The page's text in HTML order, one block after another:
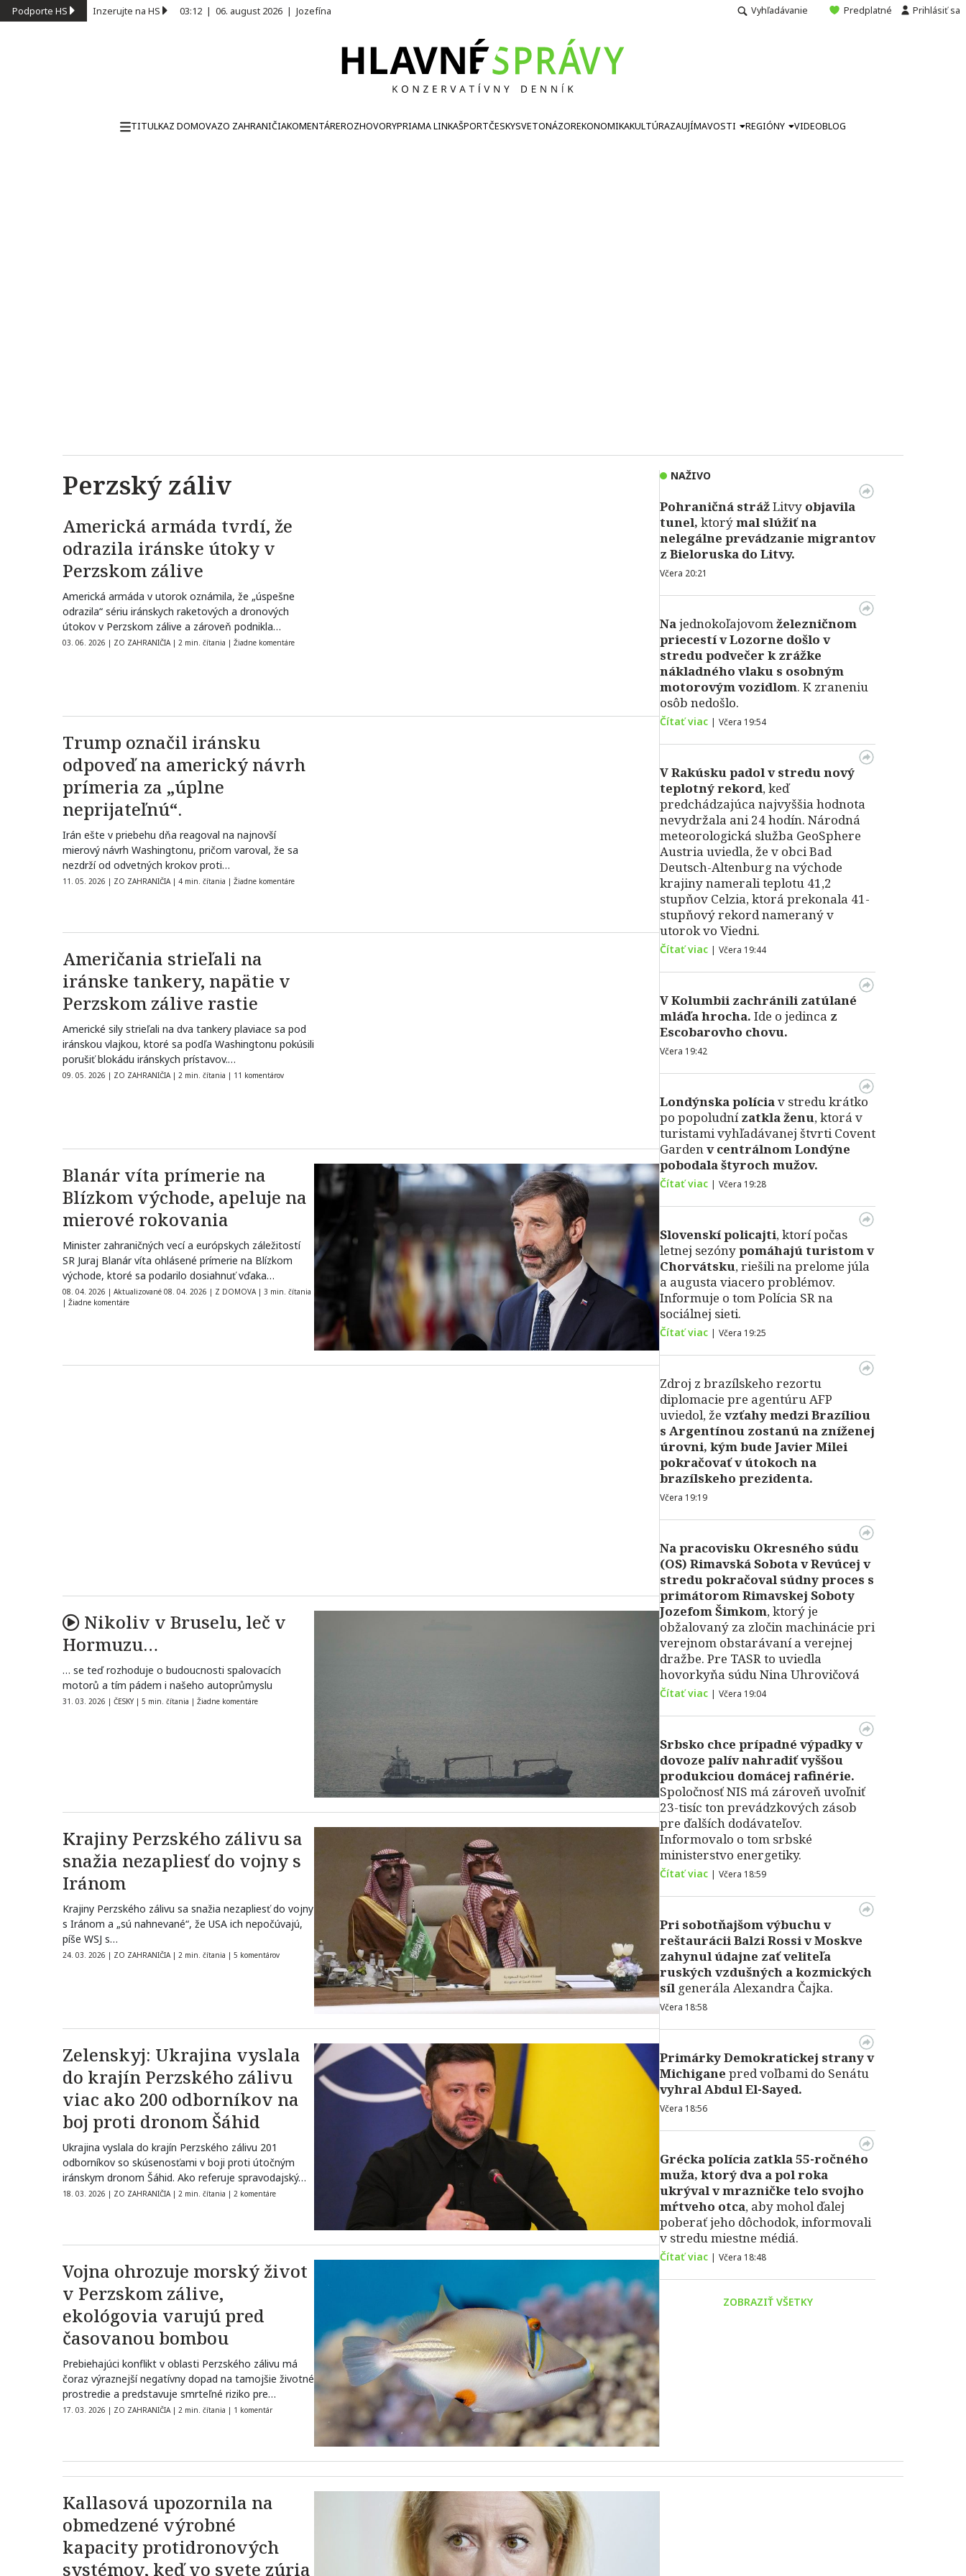
Podporte HS Inzerujte na HS 03:12 | 06. august 2026 | Jozefína Vyhľadávanie Predplatné Prihlásiť sa
TITULKAZ DOMOVAZO ZAHRANIČIAKOMENTÁREROZHOVORYPRIAMA LINKAŠPORTČESKYSVETONÁZOREKONOMIKAKULTÚRAZAUJÍMAVOSTI REGIÓNY VIDEOBLOG
Perzský záliv
Americká armáda tvrdí, že
odrazila iránske útoky v
Perzskom zálive
Americká armáda v utorok oznámila, že „úspešne
odrazila“ sériu iránskych raketových a dronových
útokov v Perzskom zálive a zároveň podnikla…
03. 06. 2026 | ZO ZAHRANIČIA | 2 min. čítania | Žiadne komentáre
Trump označil iránsku
odpoveď na americký návrh
prímeria za „úplne
neprijateľnú“.
Irán ešte v priebehu dňa reagoval na najnovší
mierový návrh Washingtonu, pričom varoval, že sa
nezdrží od odvetných krokov proti…
11. 05. 2026 | ZO ZAHRANIČIA | 4 min. čítania | Žiadne komentáre
Američania strieľali na
iránske tankery, napätie v
Perzskom zálive rastie
Americké sily strieľali na dva tankery plaviace sa pod
iránskou vlajkou, ktoré sa podľa Washingtonu pokúsili
porušiť blokádu iránskych prístavov.…
09. 05. 2026 | ZO ZAHRANIČIA | 2 min. čítania | 11 komentárov
Blanár víta prímerie na
Blízkom východe, apeluje na
mierové rokovania
Minister zahraničných vecí a európskych záležitostí
SR Juraj Blanár víta ohlásené prímerie na Blízkom
východe, ktoré sa podarilo dosiahnuť vďaka…
08. 04. 2026 | Aktualizované 08. 04. 2026 | Z DOMOVA | 3 min. čítania
| Žiadne komentáre
Nikoliv v Bruselu, leč v
Hormuzu…
… se teď rozhoduje o budoucnosti spalovacích
motorů a tím pádem i našeho autoprůmyslu
31. 03. 2026 | ČESKY | 5 min. čítania | Žiadne komentáre
Krajiny Perzského zálivu sa
snažia nezapliesť do vojny s
Iránom
Krajiny Perzského zálivu sa snažia nezapliesť do vojny
s Iránom a „sú nahnevané“, že USA ich nepočúvajú,
píše WSJ s…
24. 03. 2026 | ZO ZAHRANIČIA | 2 min. čítania | 5 komentárov
Zelenskyj: Ukrajina vyslala
do krajín Perzského zálivu
viac ako 200 odborníkov na
boj proti dronom Šáhid
Ukrajina vyslala do krajín Perzského zálivu 201
odborníkov so skúsenosťami v boji proti útočným
iránskym dronom Šáhid. Ako referuje spravodajský…
18. 03. 2026 | ZO ZAHRANIČIA | 2 min. čítania | 2 komentáre
Vojna ohrozuje morský život
v Perzskom zálive,
ekológovia varujú pred
časovanou bombou
Prebiehajúci konflikt v oblasti Perzského zálivu má
čoraz výraznejší negatívny dopad na tamojšie životné
prostredie a predstavuje smrteľné riziko pre…
17. 03. 2026 | ZO ZAHRANIČIA | 2 min. čítania | 1 komentár
NAŽIVO
Pohraničná strážLitvy objavila
tunel, ktorýmal slúžiť na
nelegálne prevádzanie migrantov
z Bieloruska do Litvy.
Včera 20:21
Najednokoľajovomželezničnom
priecestí v Lozorne došlo v
stredu podvečer k zrážke
nákladného vlaku s osobným
motorovým vozidlom. K zraneniu
osôb nedošlo.
Čítať viac | Včera 19:54
V Rakúsku padol v stredu nový
teplotný rekord, keď
predchádzajúca najvyššia hodnota
nevydržala ani 24 hodín. Národná
meteorologická služba GeoSphere
Austria uviedla, že v obci Bad
Deutsch-Altenburg na východe
krajiny namerali teplotu 41,2
stupňov Celzia, ktorá prekonala 41-
stupňový rekord nameraný v
utorok vo Viedni.
Čítať viac | Včera 19:44
V Kolumbii zachránili zatúlané
mláďa hrocha. Ide o jedinca z
Escobarovho chovu.
Včera 19:42
Londýnska políciav stredu krátko
po popoludnízatkla ženu, ktorá v
turistami vyhľadávanej štvrti Covent
Gardenv centrálnom Londýne
pobodala štyroch mužov.
Čítať viac | Včera 19:28
Slovenskí policajti, ktorí počas
letnej sezónypomáhajú turistom v
Chorvátsku, riešili na prelome júla
a augusta viacero problémov.
Informuje o tom Polícia SR na
sociálnej sieti.
Čítať viac | Včera 19:25
Zdroj z brazílskeho rezortu
diplomacie pre agentúru AFP
uviedol, že vzťahy medzi Brazíliou
s Argentínou zostanú na zníženej
úrovni, kým bude Javier Milei
pokračovať v útokoch na
brazílskeho prezidenta.
Včera 19:19
Na pracovisku Okresného súdu
(OS) Rimavská Sobota v Revúcej v
stredu pokračoval súdny proces s
primátorom Rimavskej Soboty
Jozefom Šimkom, ktorý je
obžalovaný za zločin machinácie pri
verejnom obstarávaní a verejnej
dražbe. Pre TASR to uviedla
hovorkyňa súdu Nina Uhrovičová
Čítať viac | Včera 19:04
Srbsko chce prípadné výpadky v
dovoze palív nahradiť vyššou
produkciou domácej rafinérie.
Spoločnosť NIS má zároveň uvoľniť
23-tisíc ton prevádzkových zásob
pre ďalších dodávateľov.
Informovalo o tom srbské
ministerstvo energetiky.
Čítať viac | Včera 18:59
Pri sobotňajšom výbuchu v
reštaurácii Balzi Rossi v Moskve
zahynul údajne zať veliteľa
ruských vzdušných a kozmických
síl generála Alexandra Čajka.
Včera 18:58
Primárky Demokratickej strany v
Michigane pred voľbami do Senátu
vyhral Abdul El-Sayed.
Včera 18:56
Grécka polícia zatkla 55-ročného
muža, ktorý dva a pol roka
ukrýval v mrazničke telo svojho
mŕtveho otca, aby mohol ďalej
poberať jeho dôchodok, informovali
v stredu miestne médiá.
Čítať viac | Včera 18:48
ZOBRAZIŤ VŠETKY
Kallasová upozornila na
obmedzené výrobné
kapacity protidronových
systémov, keď vo svete zúria